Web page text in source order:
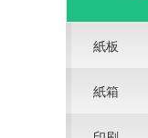
紙板
紙箱